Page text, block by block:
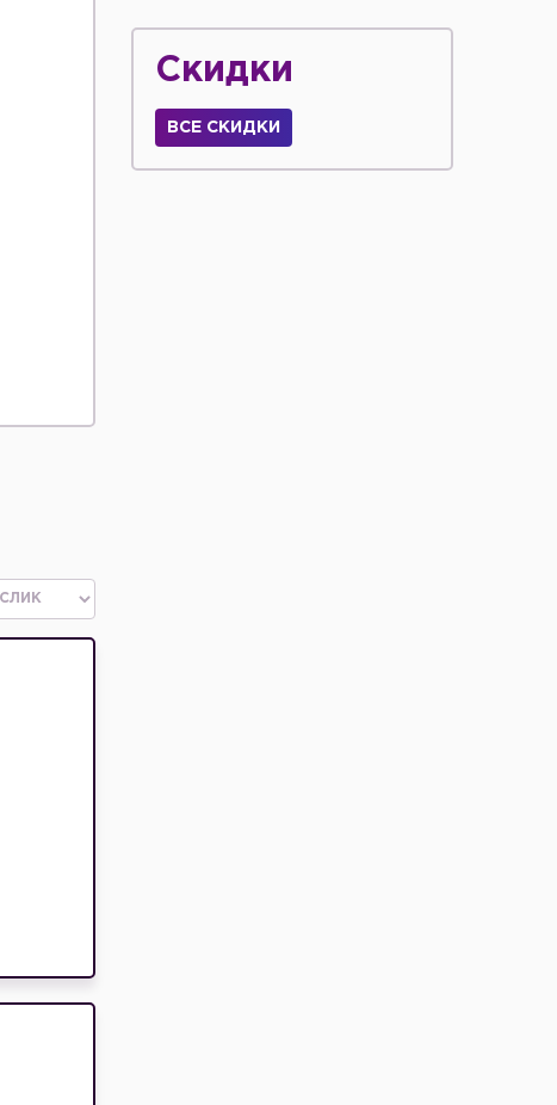
Скидки
ВСЕ СКИДКИ